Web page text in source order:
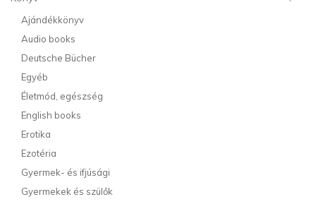
Ajándékkönyv
Audio books
Deutsche Bücher
Egyéb
Életmód, egészség
English books
Erotika
Ezotéria
Gyermek- és ifjúsági
Gyermekek és szülők